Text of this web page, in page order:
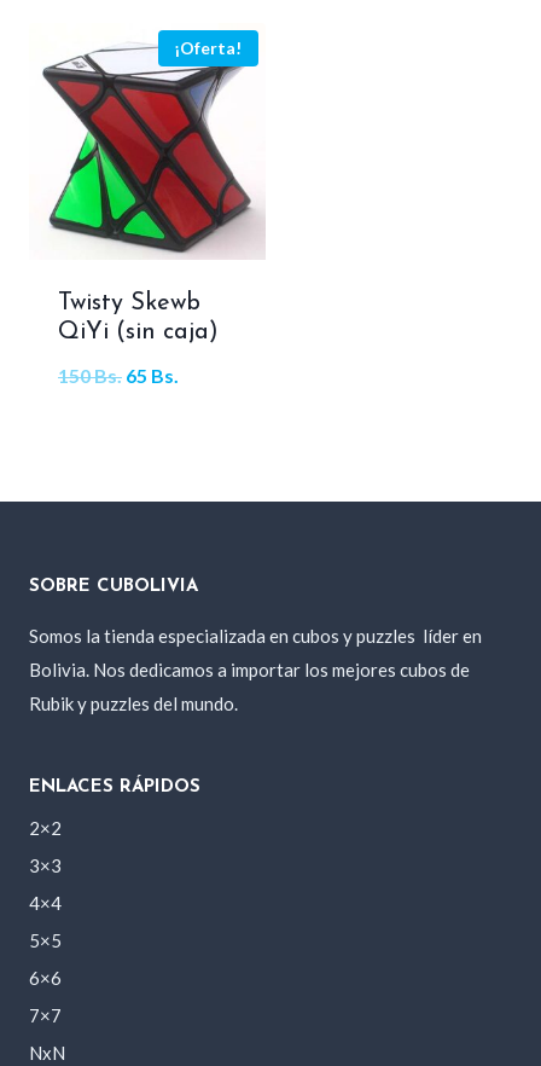
¡Oferta!
Twisty Skewb
QiYi (sin caja)
150Bs. El
65 Bs.
SOBRE CUBOLIVIA
Somos la tienda especializada en cubos y puzzles líder en
Bolivia. Nos dedicamos a importar los mejores cubos de
Rubik y puzzles del mundo.
ENLACES RÁPIDOS
2×2
3×3
4×4
5×5
6×6
7×7
NxN